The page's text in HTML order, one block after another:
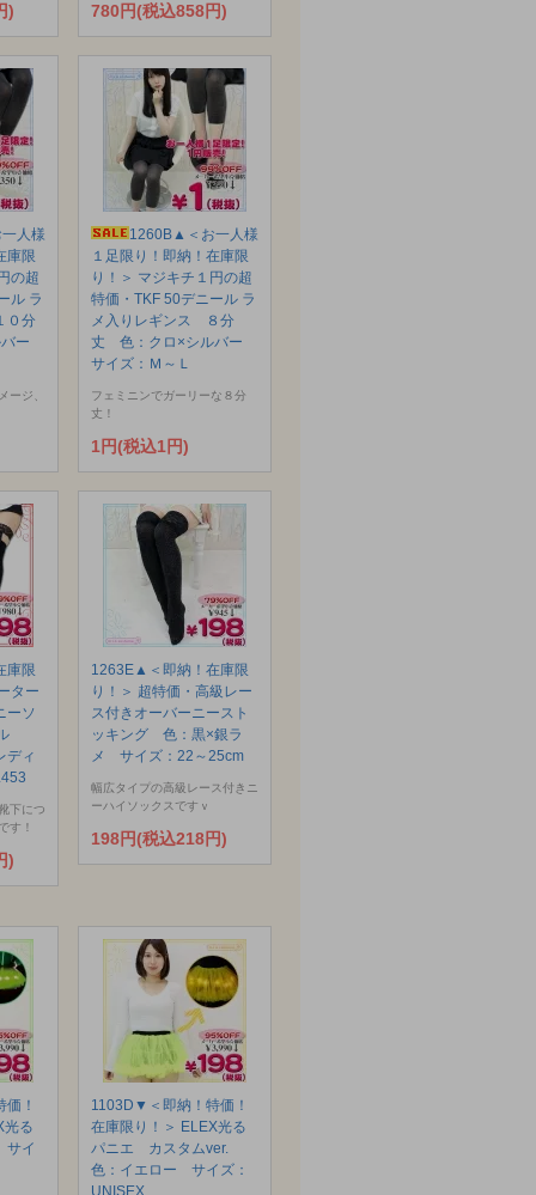
) 780円(税込858円)
人様
庫限
の超
ル ラ
０分
バー
ージ、
1260B▲＜お一人様
１足限り！即納！在庫限
り！＞ マジキチ１円の超
特価・TKF 50デニール ラ
メ入りレギンス ８分
丈 色：クロ×シルバー
サイズ：Ｍ～Ｌ
フェミニンでガーリーな８分
丈！
1円(税込1円)
庫限
ター
ーソ
ディ
下につ
す！
)
1263E▲＜即納！在庫限
り！＞ 超特価・高級レー
ス付きオーバーニースト
ッキング 色：黒×銀ラ
メ サイズ：22～25cm
幅広タイプの高級レース付きニ
ーハイソックスですｖ
198円(税込218円)
！
光る
イ
1103D▼＜即納！特価！
在庫限り！＞ ELEX光る
パニエ カスタムver.
色：イエロー サイズ：